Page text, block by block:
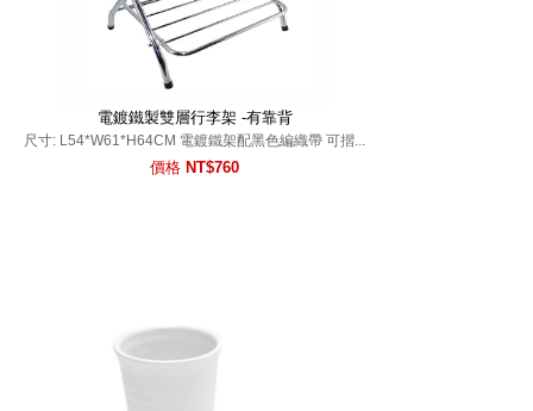
電鍍鐵製雙層行李架 -有靠背
尺寸: L54*W61*H64CM 電鍍鐵架配黑色編織帶 可摺...
價格 NT$760